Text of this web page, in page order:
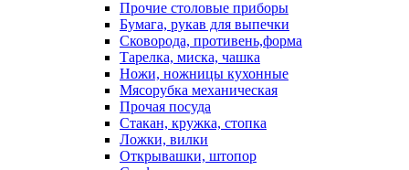
Прочие столовые приборы
Бумага, рукав для выпечки
Сковорода, противень,форма
Тарелка, миска, чашка
Ножи, ножницы кухонные
Мясорубка механическая
Прочая посуда
Стакан, кружка, стопка
Ложки, вилки
Открывашки, штопор